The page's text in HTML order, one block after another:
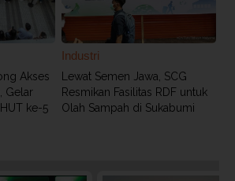
Akses
Gelar
ke-5
Industri
Lewat Semen Jawa, SCG
Resmikan Fasilitas RDF untuk
Olah Sampah di Sukabumi